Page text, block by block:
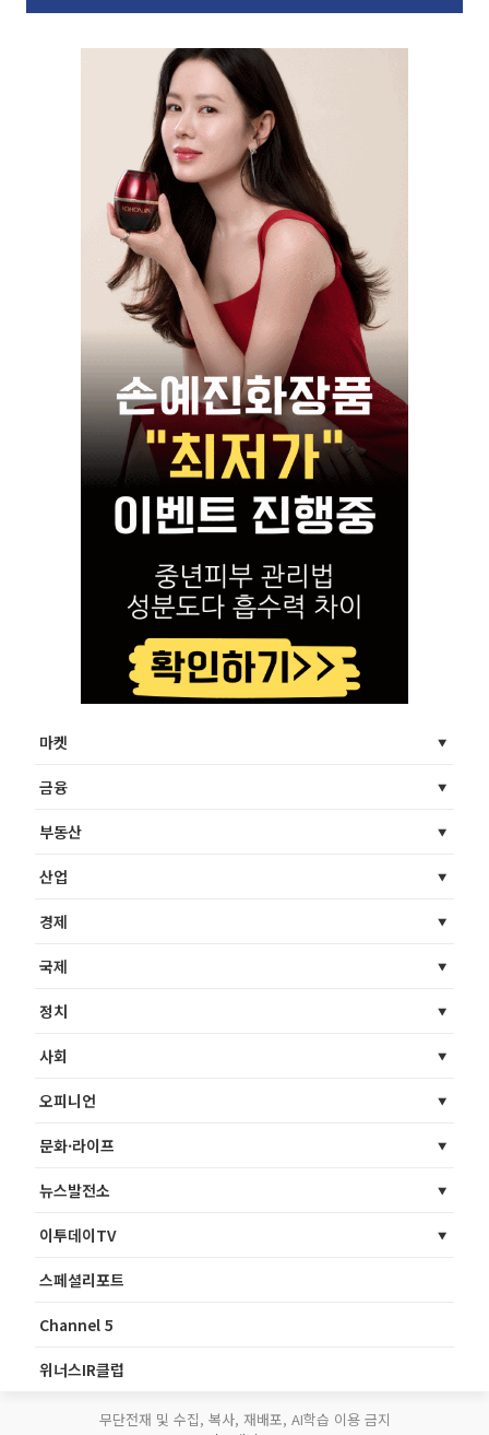
마켓
금융
부동산
산업
경제
국제
정치
사회
오피니언
문화·라이프
뉴스발전소
이투데이TV
스페셜리포트
Channel 5
위너스IR클럽
무단전재 및 수집, 복사, 재배포, AI학습 이용 금지